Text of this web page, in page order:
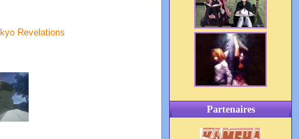
Partenaires
Revelations